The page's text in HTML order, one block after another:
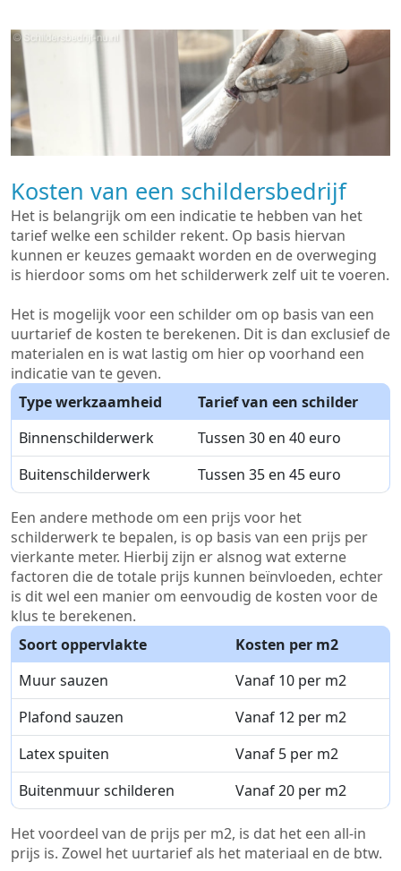
Kosten van een schildersbedrijf
Het is belangrijk om een indicatie te hebben van het
tarief welke een schilder rekent. Op basis hiervan
kunnen er keuzes gemaakt worden en de overweging
is hierdoor soms om het schilderwerk zelf uit te voeren.
Het is mogelijk voor een schilder om op basis van een
uurtarief de kosten te berekenen. Dit is dan exclusief de
materialen en is wat lastig om hier op voorhand een
indicatie van te geven.
Type werkzaamheid
Tarief van een schilder
Binnenschilderwerk
Tussen 30 en 40 euro
Buitenschilderwerk
Tussen 35 en 45 euro
Een andere methode om een prijs voor het
schilderwerk te bepalen, is op basis van een prijs per
vierkante meter. Hierbij zijn er alsnog wat externe
factoren die de totale prijs kunnen beïnvloeden, echter
is dit wel een manier om eenvoudig de kosten voor de
klus te berekenen.
Soort oppervlakte
Kosten per m2
Muur sauzen
Vanaf 10 per m2
Plafond sauzen
Vanaf 12 per m2
Latex spuiten
Vanaf 5 per m2
Buitenmuur schilderen
Vanaf 20 per m2
Het voordeel van de prijs per m2, is dat het een all-in
prijs is. Zowel het uurtarief als het materiaal en de btw.